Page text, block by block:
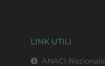
LINK UTILI
ANACI Nazionale